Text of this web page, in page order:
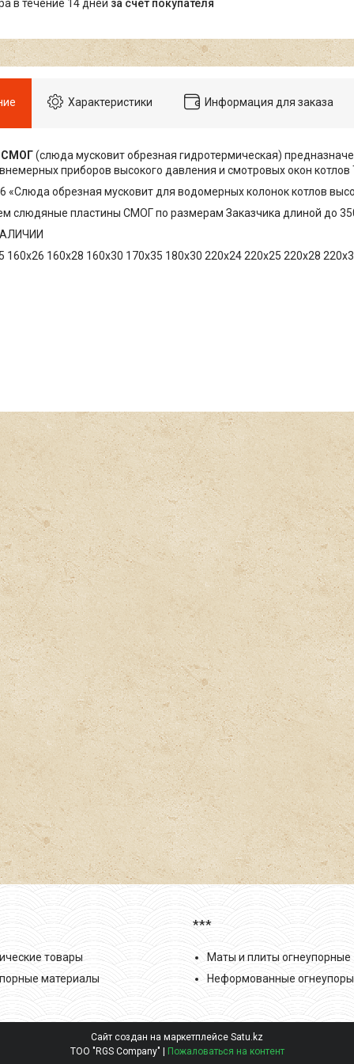
в течение 14 дней за счет покупателя
Характеристики Информация для заказа
СМОГ(слюда мусковит обрезная гидротермическая)
приборов высокого давления и смотровых окон
«Слюда обрезная мусковит для водомерных колонок котлов
слюдяные пластины СМОГ по размерам Заказчика длиной до
160х26 160х28 160х30 170х35 180х30 220х24 220х25 220х28
товары
материалы
***
Маты и плиты огнеупорные
Неформованные огнеупоры
Сайт создан на маркетплейсе Satu.kz
ТОО "RGS Company" | Пожаловаться на контент